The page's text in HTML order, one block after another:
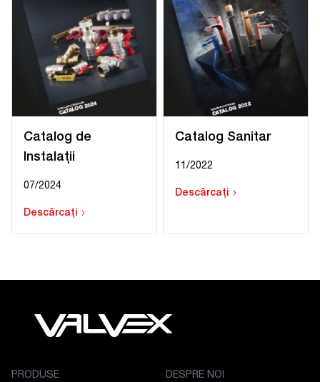
Catalog de
Instalații
07/2024
Descărcați ›
Catalog Sanitar
11/2022
Descărcați ›
PRODUSE DESPRE NOI